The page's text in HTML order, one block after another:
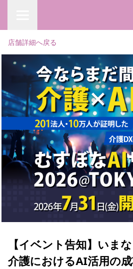
店舗詳細へ戻る
【イベント告知】いま
介護におけるAI活用の